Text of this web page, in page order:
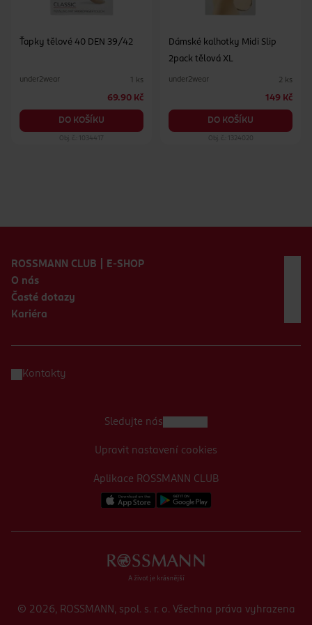
Ťapky tělové 40 DEN 39/42
under2wear 1 ks
69.90 Kč
DO KOŠÍKU
Obj. č.: 1034417
Dámské kalhotky Midi Slip
2pack tělová XL
under2wear 2 ks
149 Kč
DO KOŠÍKU
Obj. č.: 1324020
ROSSMANN CLUB | E-SHOP
O nás
Časté dotazy
Kariéra
Kontakty
Aplikace ROSSMANN CLUB
Sledujte nás
Upravit nastavení cookies
© 2026, ROSSMANN, spol. s. r. o. Všechna práva vyhrazena